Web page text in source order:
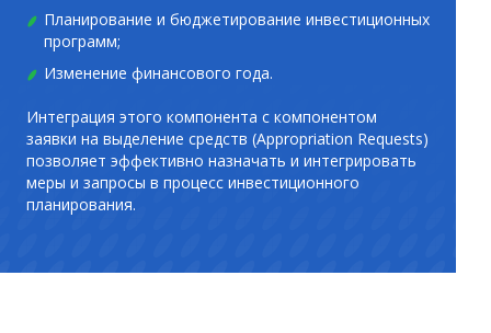
Планирование и бюджетирование инвестиционных
программ;
Изменение финансового года.
Интеграция этого компонента с компонентом
заявки на выделение средств (Appropriation Requests)
позволяет эффективно назначать и интегрировать
меры и запросы в процесс инвестиционного
планирования.